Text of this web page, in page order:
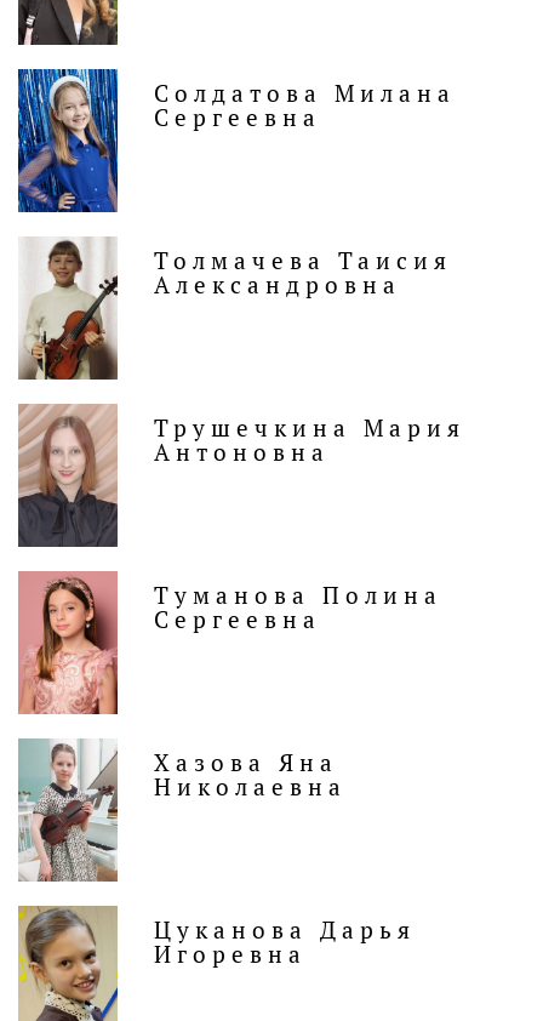
Солдатова Милана
Сергеевна
Толмачева Таисия
Александровна
Трушечкина Мария
Антоновна
Туманова Полина
Сергеевна
Хазова Яна
Николаевна
Цуканова Дарья
Игоревна